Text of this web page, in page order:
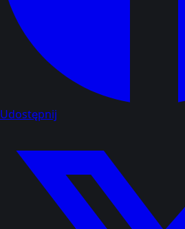
Udostępnij